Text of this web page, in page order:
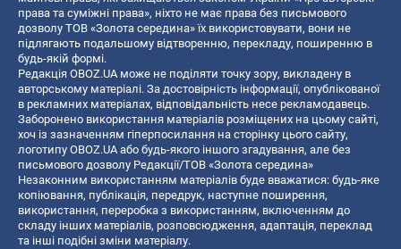
права та суміжні права», ніхто не має права без письмового
дозволу ТОВ «Золота середина» їх використовувати, вони не
підлягають подальшому відтворенню, перекладу, поширенню в
будь-якій формі.
Редакція OBOZ.UA може не поділяти точку зору, викладену в
авторському матеріалі. За достовірність інформації, опублікованої
в рекламних матеріалах, відповідальність несе рекламодавець.
Заборонено використання матеріалів розміщених на цьому сайті,
хоч із зазначенням гіперпосилання на сторінку цього сайту,
логотипу OBOZ.UA або будь-якого іншого згадування, але без
письмового дозволу Редакції/ТОВ «Золота середина»
Незаконним використанням матеріалів буде вважатися: будь-яке
копiювання, публiкацiя, передрук, наступне поширення,
використання, переробка з використанням, включенням до
складу інших матеріалів, розповсюдження, адаптація, переклад
та інші подібні зміни матеріалу.